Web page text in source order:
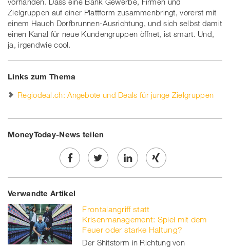
Zielgruppen auf einer Plattform zusammenbringt, vorerst mit
einem Hauch Dorfbrunnen-Ausrichtung, und sich selbst damit
einen Kanal für neue Kundengruppen öffnet, ist smart. Und,
ja, irgendwie cool.
Links zum Thema
Regiodeal.ch: Angebote und Deals für junge Zielgruppen
MoneyToday-News teilen
Share
on
Facebook
Twe
on
twitt
Share
linkedin
Share
Xing
Verwandte Artikel
Frontalangriff statt
Krisenmanagement: Spiel mit dem
Feuer oder starke Haltung?
Der Shitstorm in Richtung von